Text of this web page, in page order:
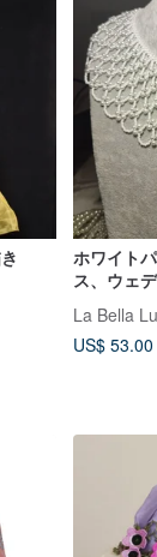
ホワイト
ス、ウェ
リー
La Bella
US$ 53.00